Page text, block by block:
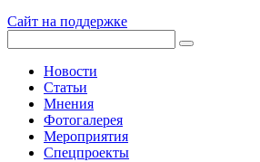
Сайт на поддержке
Новости
Статьи
Мнения
Фотогалерея
Мероприятия
Спецпроекты